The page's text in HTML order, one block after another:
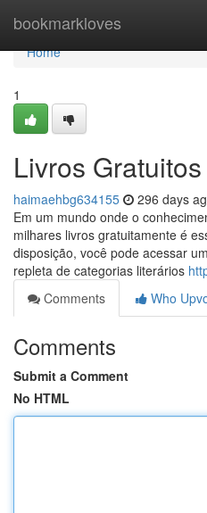
bookmarkloves
Home
Home
1
Livros Gratuitos
haimaehbg634155 296 days
Em um mundo onde o
milhares livros gratuitamente é
disposição, você pode acessar
repleta de categorias literários
Comments
Who
Comments
Submit a Comment
No HTML